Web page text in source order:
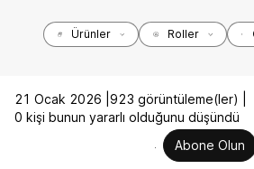
Ürünler Roller
21 Ocak 2026 | 923 görüntüleme(ler) |
0 kişi bunun yararlı olduğunu düşündü
Abone Olun